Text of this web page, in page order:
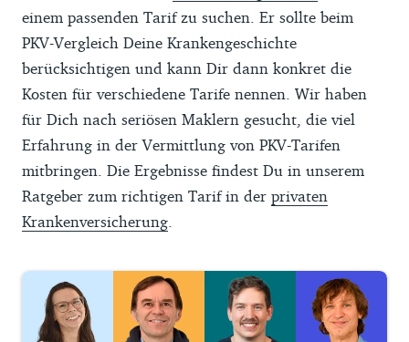
einem passenden Tarif zu suchen. Er sollte beim
PKV-Vergleich Deine Krankengeschichte
berücksichtigen und kann Dir dann konkret die
Kosten für verschiedene Tarife nennen. Wir haben
für Dich nach seriösen Maklern gesucht, die viel
Erfahrung in der Vermittlung von PKV-Tarifen
mitbringen. Die Ergebnisse findest Du in unserem
Ratgeber zum richtigen Tarif in der privaten
Krankenversicherung